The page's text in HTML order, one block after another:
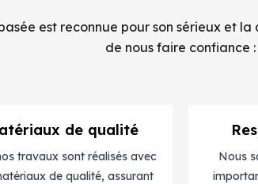
est reconnue pour son sérieux et
de nous faire confiance :
de qualité
travaux sont réalisés avec
de qualité, assurant
Nous